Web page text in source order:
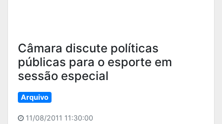
Câmara discute políticas
públicas para o esporte em
sessão especial
Arquivo
11/08/2011 11:30:00